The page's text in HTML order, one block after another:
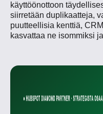
käyttöönottoon
siirretään duplikaatteja,
puutteellisia kenttiä,
kasvattaa ne isommiksi